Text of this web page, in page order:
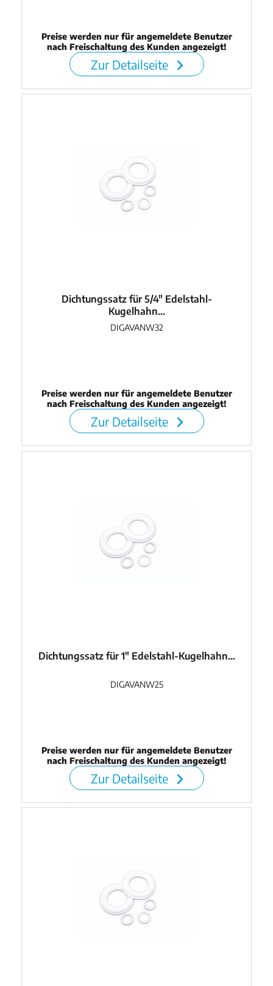
Preise werden nur für angemeldete Benutzer
nach Freischaltung des Kunden angezeigt!
Zur Detailseite
Dichtungssatz für 5/4" Edelstahl-
Kugelhahn...
DIGAVANW32
Preise werden nur für angemeldete Benutzer
nach Freischaltung des Kunden angezeigt!
Zur Detailseite
Dichtungssatz für 1" Edelstahl-Kugelhahn...
DIGAVANW25
Preise werden nur für angemeldete Benutzer
nach Freischaltung des Kunden angezeigt!
Zur Detailseite